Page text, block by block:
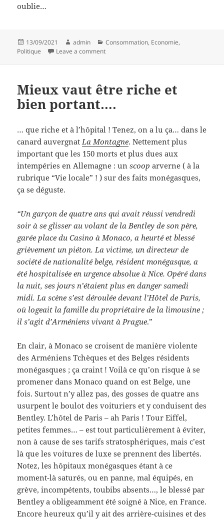
oublie…
Posted
on
13/09/2021 Author
admin Categories
Consommation, Economie,
Politique
Leave a commenton Nouvelles chaînes
Mieux vaut être riche et
bien portant….
… que riche et à l’hôpital ! Tenez, on a lu ça… dans le
canard auvergnat La Montagne. Nettement plus
important que les 150 morts et plus dues aux
intempéries en Allemagne : unscoop arverne ( à la
rubrique “Vie locale” ! ) sur des faits monégasques,
ça se déguste.
“Un garçon de quatre ans qui avait réussi vendredi
soir à se glisser au volant de la Bentley de son père,
garée place du Casino à Monaco, a heurté et blessé
grièvement un piéton. La victime, un directeur de
société de nationalité belge, résident monégasque, a
été hospitalisée en urgence absolue à Nice. Opéré dans
la nuit, ses jours n’étaient plus en danger samedi
midi. La scène s’est déroulée devant l’Hôtel de Paris,
où logeait la famille du propriétaire de la limousine ;
il s’agit d’Arméniens vivant à Prague.”
En clair, à Monaco se croisent de manière violente
des Arméniens Tchèques et des Belges résidents
monégasques ; ça craint ! Voilà ce qu’on risque à se
promener dans Monaco quand on est Belge, une
fois. Surtout n’y allez pas, des gosses de quatre ans
usurpent le boulot des voituriers et y conduisent des
Bentley. L’hôtel de Paris – ah Paris ! Tour Eiffel,
petites femmes… – est tout particulièrement à éviter,
non à cause de ses tarifs stratosphériques, mais c’est
là que les voitures de luxe se prennent des libertés.
Notez, les hôpitaux monégasques étant à ce
moment-là saturés, ou en panne, mal équipés, en
grève, incompétents, toubibs absents…, le blessé par
Bentley a obligeamment été soigné à Nice, en France.
Encore heureux qu’il y ait des arrière-cuisines et des